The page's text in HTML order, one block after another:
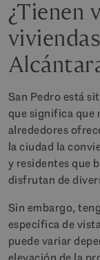
¿Tienen
San Pedro está
que significa que
alrededores
la ciudad la
y residentes que
disfrutan de
Sin embargo,
específica de
puede variar